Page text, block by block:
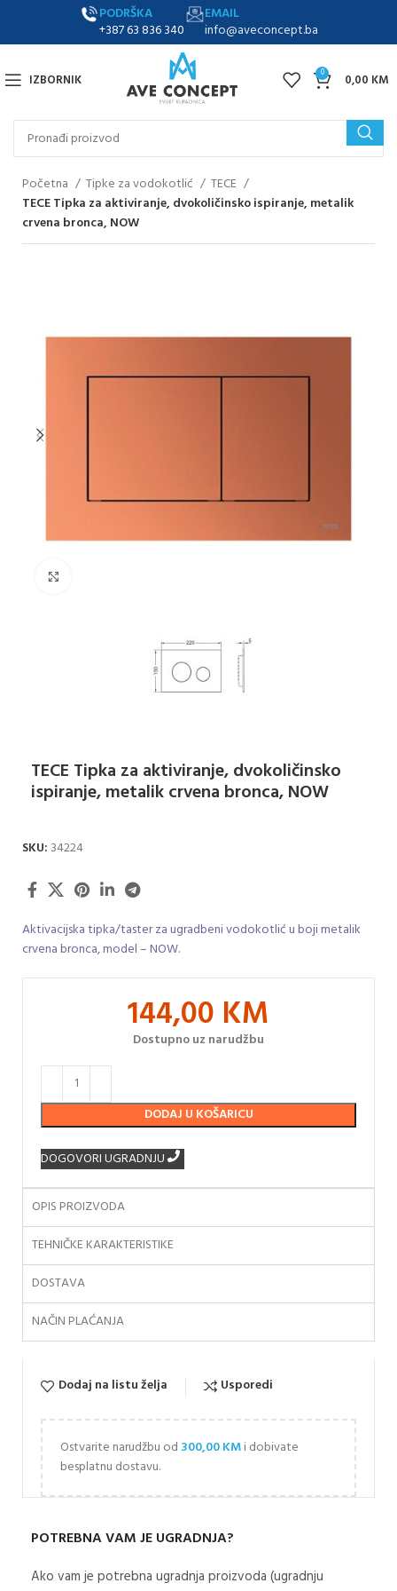
PODRŠKA
+387 63 836 340
EMAIL
info@aveconcept.ba
IZBORNIK 0 0,00 KM
Početna Tipke za vodokotlić
TECE
TECE Tipka za aktiviranje, dvokoličinsko ispiranje, metalik
crvena bronca, NOW
TECE Tipka za aktiviranje, dvokoličinsko
ispiranje, metalik crvena bronca, NOW
SKU: 34224
Aktivacijska tipka/taster za ugradbeni vodokotlić u boji metalik
crvena bronca, model – NOW.
144,00 KM
Dostupno uz narudžbu
DODAJ U KOŠARICU
DOGOVORI UGRADNJU
OPIS PROIZVODA
TEHNIČKE KARAKTERISTIKE
DOSTAVA
NAČIN PLAĆANJA
Dodaj na listu želja Usporedi
Ostvarite narudžbu od 300,00KMi dobivate
besplatnu dostavu.
POTREBNA VAM JE UGRADNJA?
Ako vam je potrebna ugradnja proizvoda (ugradnju